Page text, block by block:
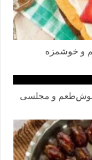
و خوشمزه